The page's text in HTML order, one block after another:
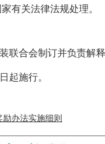
有关法律法规处理。
联合会制订并负责解
起施行。
励办法实施细则